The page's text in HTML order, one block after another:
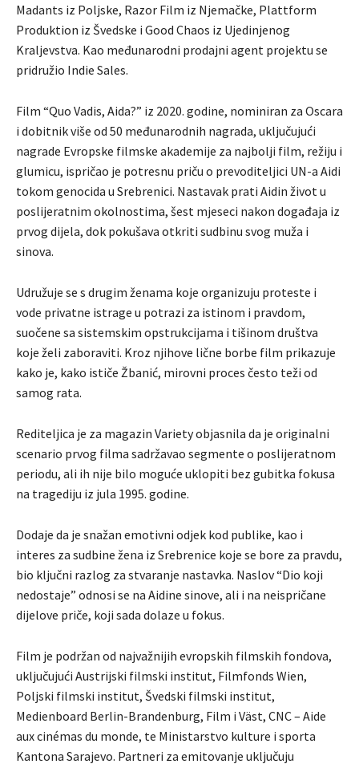
Madants iz Poljske, Razor Film iz Njemačke, Plattform
Produktion iz Švedske i Good Chaos iz Ujedinjenog
Kraljevstva. Kao međunarodni prodajni agent projektu se
pridružio Indie Sales.
Film “Quo Vadis, Aida?” iz 2020. godine, nominiran za Oscara
i dobitnik više od 50 međunarodnih nagrada, uključujući
nagrade Evropske filmske akademije za najbolji film, režiju i
glumicu, ispričao je potresnu priču o prevoditeljici UN-a Aidi
tokom genocida u Srebrenici. Nastavak prati Aidin život u
poslijeratnim okolnostima, šest mjeseci nakon događaja iz
prvog dijela, dok pokušava otkriti sudbinu svog muža i
sinova.
Udružuje se s drugim ženama koje organizuju proteste i
vode privatne istrage u potrazi za istinom i pravdom,
suočene sa sistemskim opstrukcijama i tišinom društva
koje želi zaboraviti. Kroz njihove lične borbe film prikazuje
kako je, kako ističe Žbanić, mirovni proces često teži od
samog rata.
Rediteljica je za magazin Variety objasnila da je originalni
scenario prvog filma sadržavao segmente o poslijeratnom
periodu, ali ih nije bilo moguće uklopiti bez gubitka fokusa
na tragediju iz jula 1995. godine.
Dodaje da je snažan emotivni odjek kod publike, kao i
interes za sudbine žena iz Srebrenice koje se bore za pravdu,
bio ključni razlog za stvaranje nastavka. Naslov “Dio koji
nedostaje” odnosi se na Aidine sinove, ali i na neispričane
dijelove priče, koji sada dolaze u fokus.
Film je podržan od najvažnijih evropskih filmskih fondova,
uključujući Austrijski filmski institut, Filmfonds Wien,
Poljski filmski institut, Švedski filmski institut,
Medienboard Berlin-Brandenburg, Film i Väst, CNC – Aide
aux cinémas du monde, te Ministarstvo kulture i sporta
Kantona Sarajevo. Partneri za emitovanje uključuju